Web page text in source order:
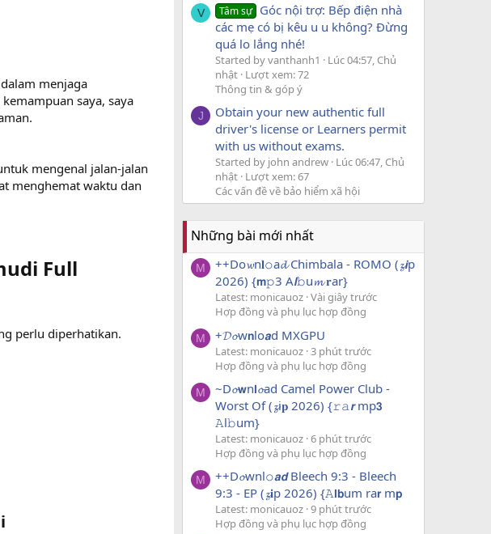
menjaga
saya, saya
mengenal jalan-jalan
menghemat waktu dan
Full​
perlu diperhatikan.
V Tâm sự Góc nội trợ: Bếp điện nhà
các mẹ có bị kêu u u không? Đừng
quá lo lắng nhé!
Started by vanthanh1
Lúc 04:57, Chủ
nhật Lượt xem: 72
Thông tin & góp ý
J
Obtain your new authentic full
driver's license or Learners permit
with us without exams.
Started by john andrew Lúc 06:47, Chủ
nhật Lượt xem: 67
Các vấn đề về bảo hiểm xã hội
Những bài mới nhất
M
++Do𝔀n𝐥𝚘a𝓭 Chimbala - ROMO (𝔃𝙞p
2026) {𝗺𝚙3 A𝙡𝚋u𝓶 𝐫ar}
Latest: monicauoz Vài giây trước
Hợp đồng và phụ lục hợp đồng
M +𝓓𝓸w𝗻lo𝙖d MXGPU
Latest: monicauoz 3 phút trước
Hợp đồng và phụ lục hợp đồng
M
~D𝓸𝘄n𝗹𝓸ad Camel Power Club -
Worst Of (𝔃i𝐩 2026) {𝚛𝚊𝙧 mp𝟯
𝙰l𝚋um}
Latest: monicauoz 6 phút trước
Hợp đồng và phụ lục hợp đồng
M
++D𝓸wnl𝚘𝙖𝙙 Bleech 9:3 - Bleech
9:3 - EP (𝔃𝐢p 2026) {𝙰𝗹𝗯um ra𝗿 m𝗽
Latest: monicauoz 9 phút trước
Hợp đồng và phụ lục hợp đồng